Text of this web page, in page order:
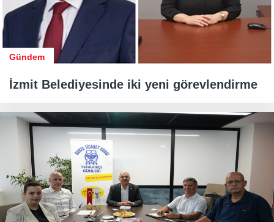
Gündem
İzmit Belediyesinde iki yeni görevlendirme